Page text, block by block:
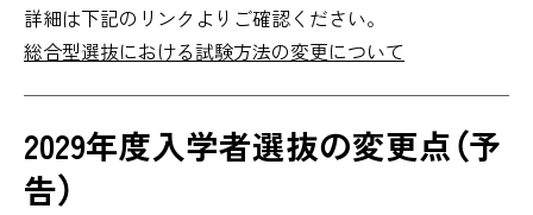
詳細は下記のリンクよりご確認ください。
総合型選抜における試験方法の変更について
2029年度入学者選抜の変更点（予
告）